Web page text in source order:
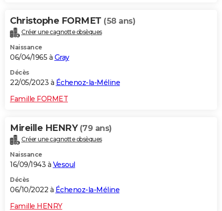
Christophe FORMET (58 ans)
Créer une cagnotte obsèques
Naissance
06/04/1965 à Gray
Décès
22/05/2023 à Échenoz-la-Méline
Famille FORMET
Mireille HENRY (79 ans)
Créer une cagnotte obsèques
Naissance
16/09/1943 à Vesoul
Décès
06/10/2022 à Échenoz-la-Méline
Famille HENRY